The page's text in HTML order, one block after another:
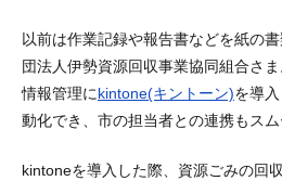
以前は作業記録や報告書などを紙の
団法人伊勢資源回収事業協同組合さま
情報管理にkintone(キントーン)を導
動化でき、市の担当者との連携もスム
kintoneを導入した際、資源ごみの回